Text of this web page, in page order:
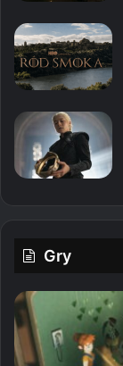
Gry